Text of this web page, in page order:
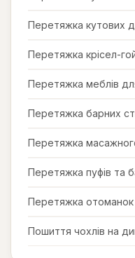
Перетяжка кутових
Перетяжка крісел-
Перетяжка меблів
Перетяжка барних
Перетяжка
Перетяжка пуфів та
Перетяжка отоманок
Пошиття чохлів на